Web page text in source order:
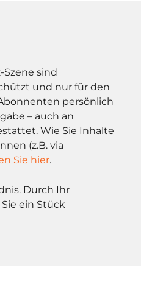
Szene sind
und nur für den
persönlich
– auch an
Wie Sie Inhalte
(z.B. via
Sie hier.
Durch Ihr
ein Stück